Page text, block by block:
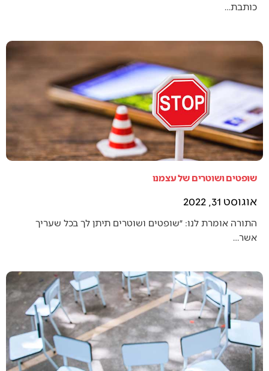
כותבת…
שופטים ושוטרים של עצמנו
אוגוסט 31, 2022
התורה אומרת לנו: ״שופטים ושוטרים תיתן לך בכל שעריך
אשר…